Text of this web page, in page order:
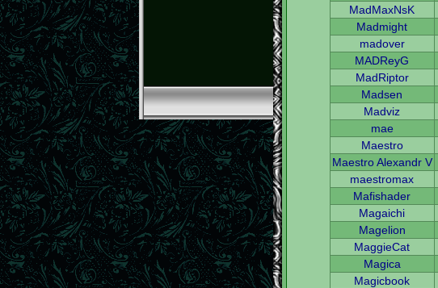
MadMaxNsK
Madmight
madover
MADReyG
MadRiptor
Madsen
Madviz
mae
Maestro
Maestro Alexandr V
maestromax
Mafishader
Magaichi
Magelion
MaggieCat
Magica
Magicbook